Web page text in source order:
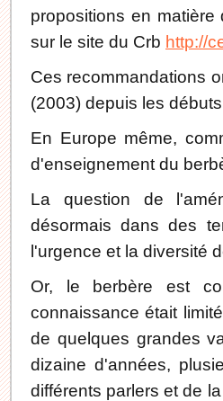
propositions en
sur le site du Crb http://
Ces recommandations
(2003) depuis les
En Europe même,
d'enseignement du
La question de
désormais dans des
l'urgence et la diversité
Or, le berbère est
connaissance était
de quelques grandes
dizaine d'années,
différents parlers et de